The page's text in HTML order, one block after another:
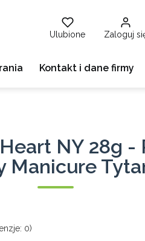
Ulubione Zaloguj
Kontakt i dane firmy
NY 28g -
Manicure
0)